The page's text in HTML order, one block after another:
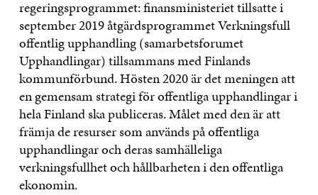
regeringsprogrammet: finansministeriet tillsatte i
september 2019 åtgärdsprogrammet Verkningsfull
offentlig upphandling (samarbetsforumet
Upphandlingar) tillsammans med Finlands
kommunförbund. Hösten 2020 är det meningen att
en gemensam strategi för offentliga upphandlingar i
hela Finland ska publiceras. Målet med den är att
främja de resurser som används på offentliga
upphandlingar och deras samhälleliga
verkningsfullhet och hållbarheten i den offentliga
ekonomin.